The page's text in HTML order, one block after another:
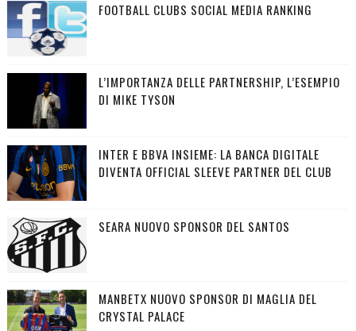
FOOTBALL CLUBS SOCIAL MEDIA RANKING
L’IMPORTANZA DELLE PARTNERSHIP, L’ESEMPIO
DI MIKE TYSON
INTER E BBVA INSIEME: LA BANCA DIGITALE
DIVENTA OFFICIAL SLEEVE PARTNER DEL CLUB
SEARA NUOVO SPONSOR DEL SANTOS
MANBETX NUOVO SPONSOR DI MAGLIA DEL
CRYSTAL PALACE